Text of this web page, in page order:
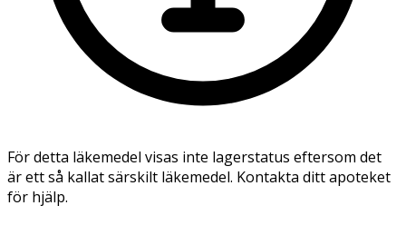
För detta läkemedel visas inte lagerstatus eftersom det
är ett så kallat särskilt läkemedel. Kontakta ditt apoteket
för hjälp.